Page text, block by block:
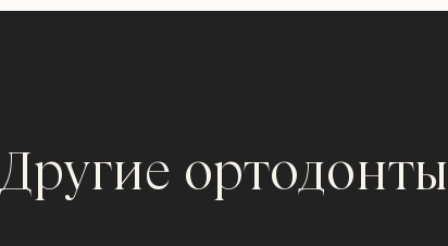
Другие ортодонты